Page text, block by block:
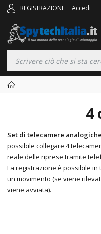
REGISTRAZIONE Accedi
4
Set di telecamere
possibile collegare 4
reale delle riprese tramite
La registrazione è possibile
un movimento (se viene
viene avviata).